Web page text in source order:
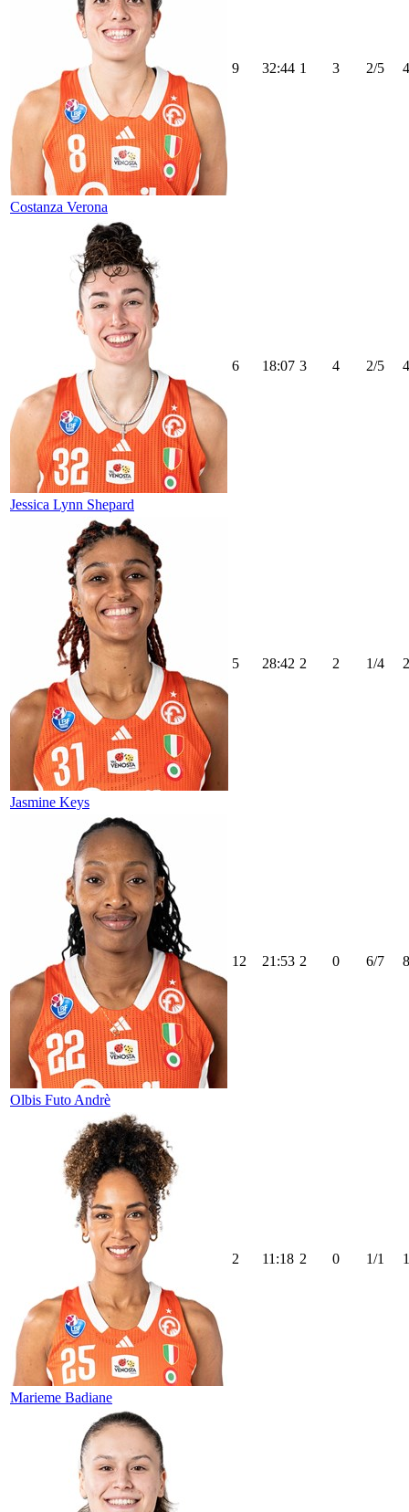
Costanza Verona
9 32:44 1 3 2/5
Jessica Lynn Shepard
6 18:07 3 4 2/5
Jasmine Keys
5 28:42 2 2 1/4
Olbis Futo Andrè
12 21:53 2 0 6/7
Marieme Badiane
2 11:18 2 0 1/1